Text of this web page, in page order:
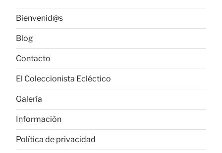
Bienvenid@s
Blog
Contacto
El Coleccionista Ecléctico
Galería
Información
Política de privacidad